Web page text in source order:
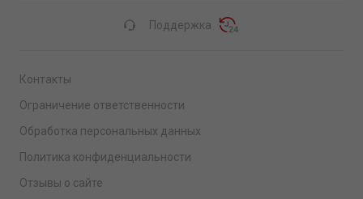
Поддержка
Контакты
Ограничение ответственности
Обработка персональных данных
Политика конфиденциальности
Отзывы о сайте